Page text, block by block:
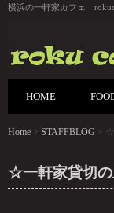
横浜の一軒家カフェ
HOME
Home > STAFFBLOG >
☆一軒家貸切